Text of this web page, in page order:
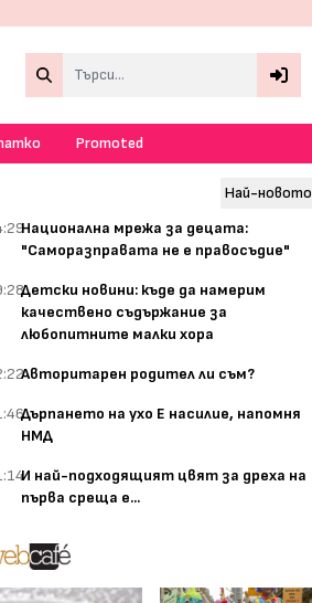
Promoted
Най-новото
Национална мрежа за децата:
"Саморазправата не е правосъдие"
Детски новини: къде да намерим
качествено съдържание за
любопитните малки хора
Авторитарен родител ли съм?
Дърпането на ухо Е насилие, напомня
НМД
И най-подходящият цвят за дреха на
първа среща е...